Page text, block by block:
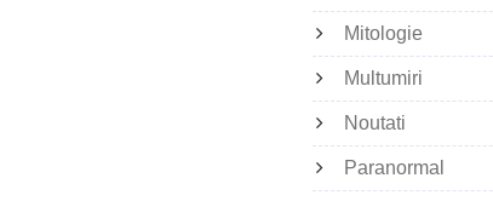
Mitologie
Multumiri
Noutati
Paranormal